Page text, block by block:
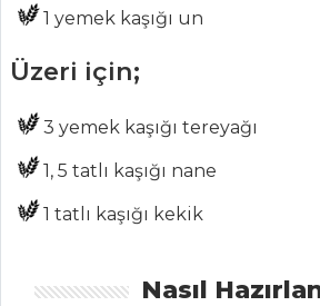
Tarifleri
PILAV VE
BADEMLİ PİLAV
Pilavı
KIRMIZIBİBERLİ
1 yemek kaşığı un
Üzeri için;
3 yemek kaşığı tereyağı
1, 5 tatlı kaşığı nane
1 tatlı kaşığı kekik
Nasıl